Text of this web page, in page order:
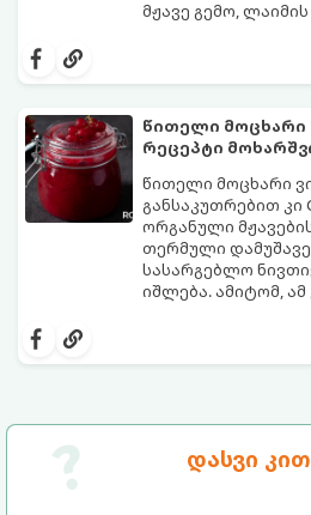
დასვი
მჟავე გემო,
საოცრად
და მის
პორცია
წითელი მოცხარი
რეცეპტი
წითელი მოცხარი
განსაკუთრებით კი
ორგანული
თერმული
სასარგებლო
იშლება. ამიტომ,
მომზადებაა -
ბუნებრივ,